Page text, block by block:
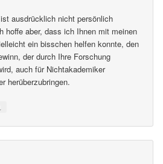
ausdrücklich nicht persönlich
hoffe aber, dass ich Ihnen mit meinen
ein bisschen helfen konnte, den
der durch Ihre Forschung
auch für Nichtakademiker
herüberzubringen.